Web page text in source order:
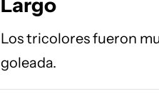
Largo
Los tricolores fueron
goleada.